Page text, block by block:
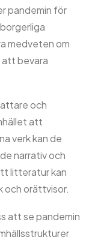
pandemin för
medveten om
bevara
och
att
verk kan de
narrativ och
litteratur kan
och orättvisor.
att se pandemin